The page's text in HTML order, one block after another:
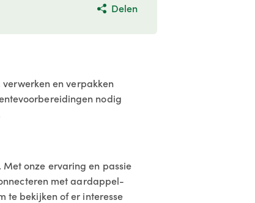
Delen
en verpakken
nodig
onze ervaring en passie
met aardappel-
te bekijken of er interesse